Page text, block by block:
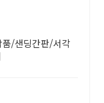
/샌딩간판/서각